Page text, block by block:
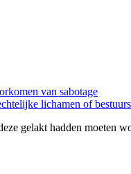
van sabotage
lichamen of
gelakt hadden moeten